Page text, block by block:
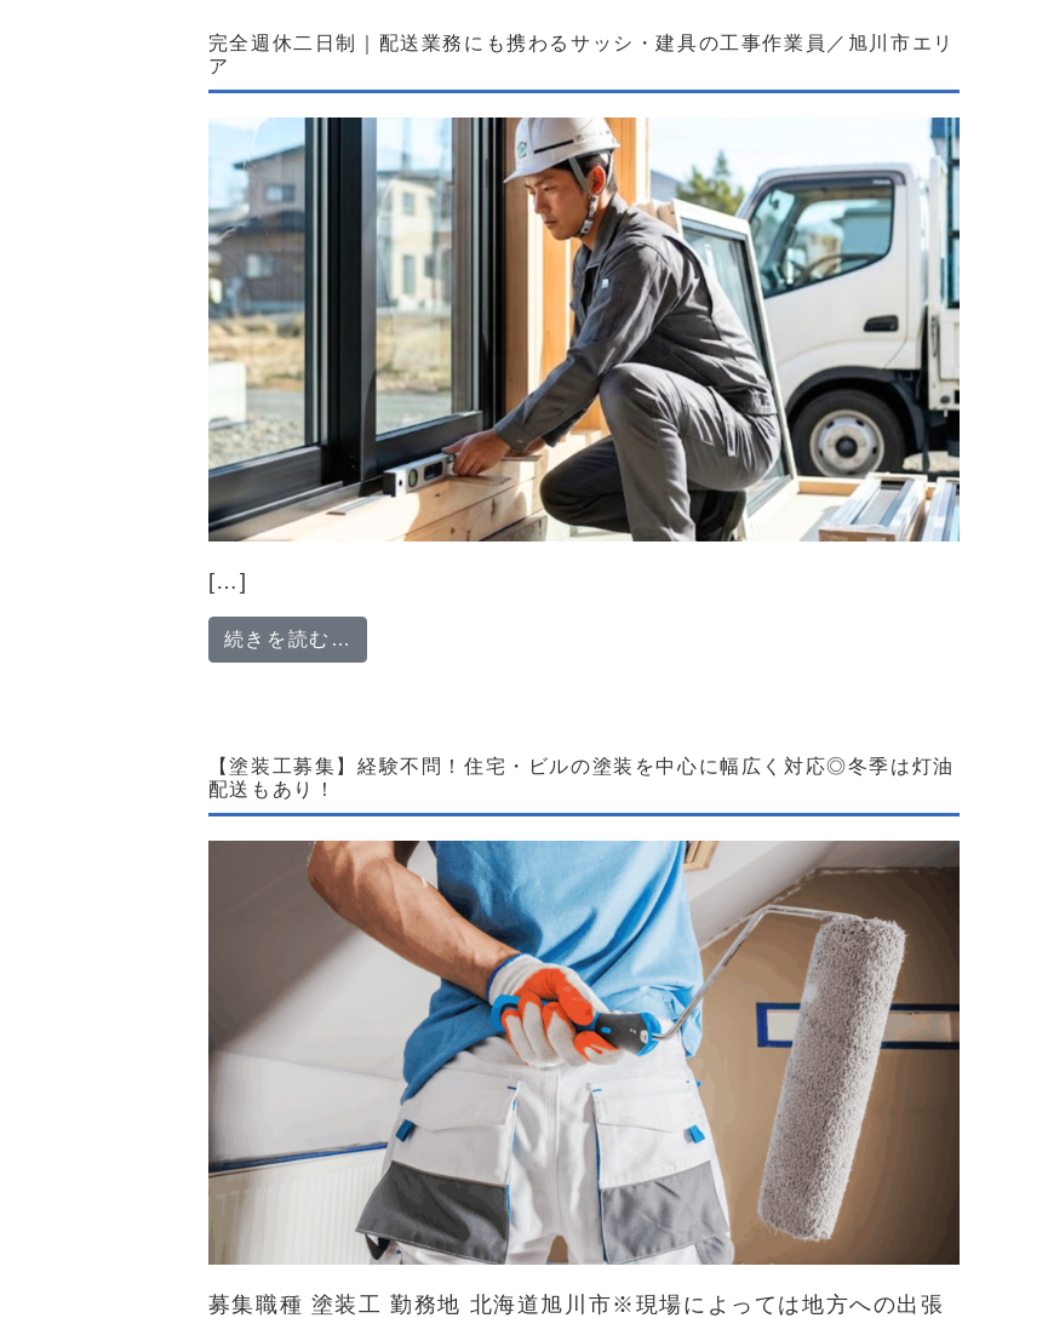
完全週休二日制｜配送業務にも携わるサッシ・建具の工事作業員／旭川市エリ
ア
[…]
続きを読む…
【塗装工募集】経験不問！住宅・ビルの塗装を中心に幅広く対応◎冬季は灯油
配送もあり！
募集職種 塗装工 勤務地 北海道旭川市※現場によっては地方への出張